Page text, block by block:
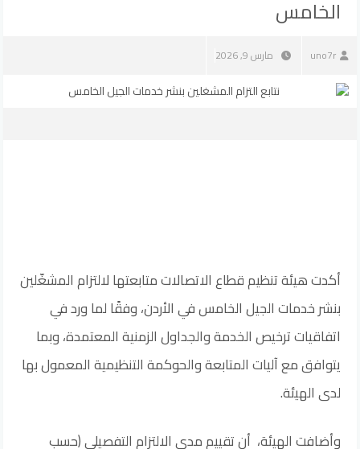
الخامس
uno7r مارس 9, 2026
أكدت هيئة تنظيم قطاع الاتصالات متابعتها لالتزام المشغّلين
بنشر خدمات الجيل الخامس في الأردن، وفقًا لما ورد في
اتفاقيات ترخيص الخدمة والجداول الزمنية المعتمدة، وبما
يتوافق مع آليات المتابعة والحوكمة التنظيمية المعمول بها
لدى الهيئة.
وأضافت الهيئة، أن تقييم مدى الالتزام التفصيلي (حسب